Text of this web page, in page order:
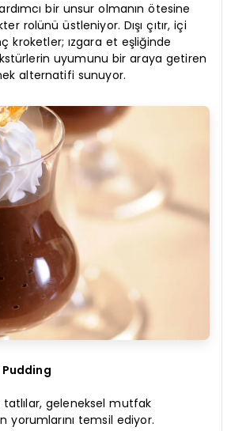
bir unsur olmanın ötesine
rolünü üstleniyor. Dışı çıtır, içi
kroketler; ızgara et eşliğinde
uyumunu bir araya getiren
alternatifi sunuyor.
tatlılar, geleneksel mutfak
yorumlarını temsil ediyor.